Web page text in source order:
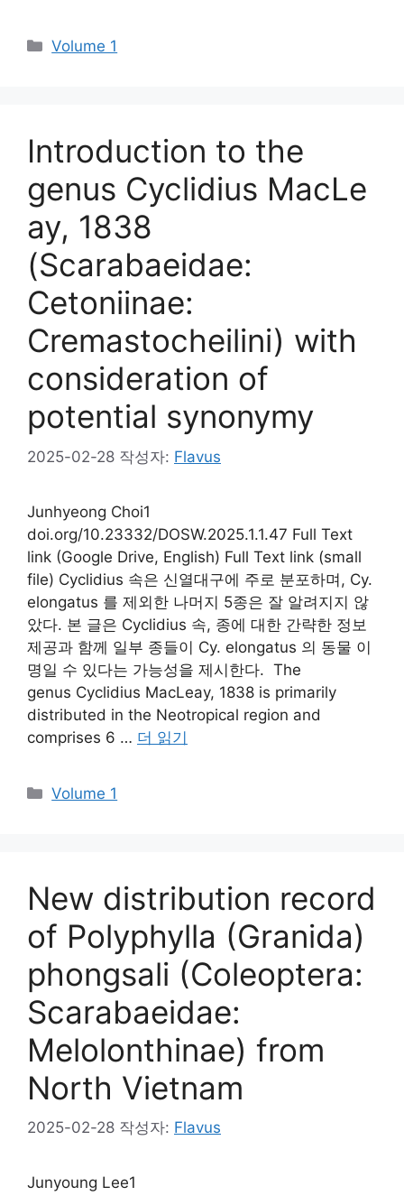
카
Volume 1
Introduction to the
genus Cyclidius MacLe
ay, 1838
(Scarabaeidae:
Cetoniinae:
Cremastocheilini) with
consideration of
potential synonymy
2025-02-28 작성자: Flavus
Junhyeong Choi1
doi.org/10.23332/DOSW.2025.1.1.47 Full Text
link (Google Drive, English) Full Text link (small
file) Cyclidius 속은 신열대구에 주로 분포하며, Cy.
elongatus 를 제외한 나머지 5종은 잘 알려지지 않
았다. 본 글은 Cyclidius 속, 종에 대한 간략한 정보
제공과 함께 일부 종들이 Cy. elongatus 의 동물 이
명일 수 있다는 가능성을 제시한다. The
genus Cyclidius MacLeay, 1838 is primarily
distributed in the Neotropical region and
comprises 6 … 더 읽기
카
Volume 1
New distribution record
of Polyphylla (Granida)
phongsali (Coleoptera:
Scarabaeidae:
Melolonthinae) from
North Vietnam
2025-02-28 작성자: Flavus
Junyoung Lee1